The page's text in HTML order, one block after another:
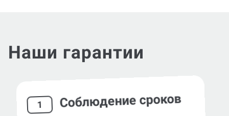
Наши гарантии
1 Соблюдение сроков